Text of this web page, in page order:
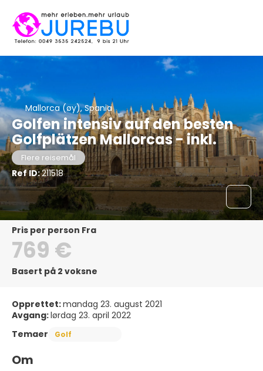
Mallorca (øy), Spania
Golfen intensiv auf den besten
Golfplätzen Mallorcas - inkl.
Flere reisemål
Ref ID:211518
pris per person Fra
769 €
Basert på 2 voksne
Opprettet:mandag 23. august 2021
Avgang:lørdag 23. april 2022
Temaer
Golf
Om